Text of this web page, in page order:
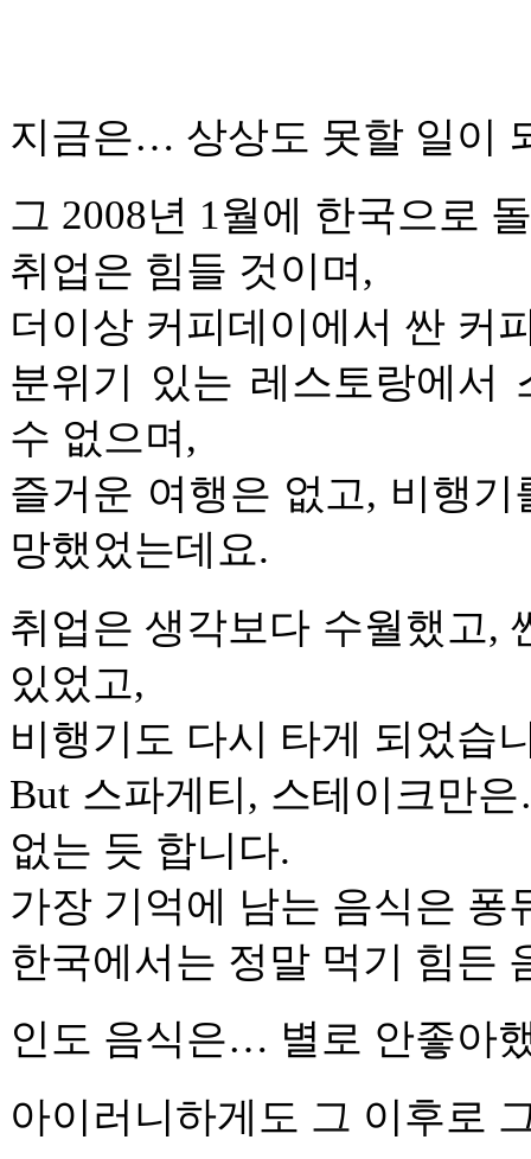
지금은… 상상도 못할 일이
그 2008년 1월에 한국으로
취업은 힘들 것이며,
더이상 커피데이에서 싼 커
분위기 있는 레스토랑에서
수 없으며,
즐거운 여행은 없고, 비행
망했었는데요.
취업은 생각보다 수월했고,
있었고,
비행기도 다시 타게 되었습
But 스파게티, 스테이크만
없는 듯 합니다.
가장 기억에 남는 음식은 퐁
한국에서는 정말 먹기 힘든
인도 음식은… 별로 안좋아
아이러니하게도 그 이후로